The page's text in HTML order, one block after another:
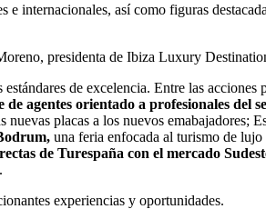
e internacionales, así como figuras
presidenta de Ibiza Luxury
de excelencia. Entre las
de agentes orientado a profesionales del
nuevas placas a los nuevos emabajadores;
una feria enfocada al turismo de lujo
de Turespaña con el mercado
experiencias y oportunidades.